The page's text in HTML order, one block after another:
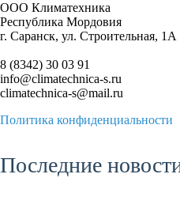
ООО Климатехника
Республика Мордовия
г. Саранск, ул. Строительная, 1А
8 (8342) 30 03 91
info@climatechnica-s.ru
climatechnica-s@mail.ru
Политика конфиденциальности
Последние